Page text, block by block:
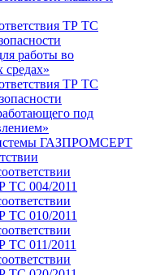
ТР ТС
работы во
средах»
ТР ТС
под
ГАЗПРОМСЕРТ
ТС 004/2011
ТС 010/2011
ТС 011/2011